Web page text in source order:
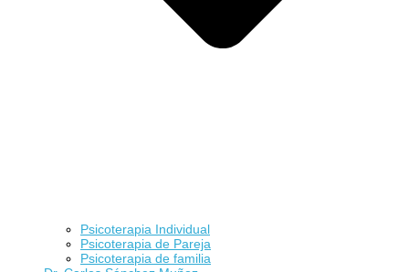
Psicoterapia Individual
Psicoterapia de Pareja
Psicoterapia de familia